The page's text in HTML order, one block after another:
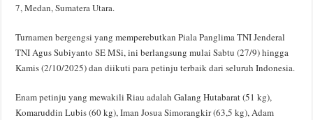
7, Medan, Sumatera Utara.
Turnamen bergengsi yang memperebutkan Piala Panglima TNI Jenderal
TNI Agus Subiyanto SE MSi, ini berlangsung mulai Sabtu (27/9) hingga
Kamis (2/10/2025) dan diikuti para petinju terbaik dari seluruh Indonesia.
Enam petinju yang mewakili Riau adalah Galang Hutabarat (51 kg),
Komaruddin Lubis (60 kg), Iman Josua Simorangkir (63,5 kg), Adam